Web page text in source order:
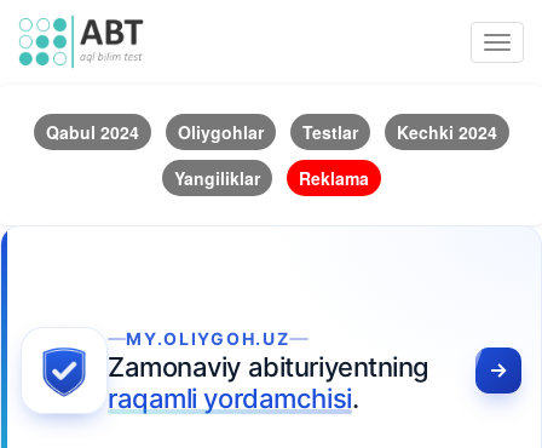
Qabul 2024 Oliygohlar Testlar
Kechki 2024
Yangiliklar
Reklama
MY.OLIYGOH.UZ
Zamonaviy abituriyentning
raqamli yordamchisi.